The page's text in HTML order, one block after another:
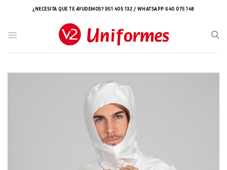
¿NECESITA QUE TE AYUDEMOS? 951 405 132 / WHATSAPP 640 075 148